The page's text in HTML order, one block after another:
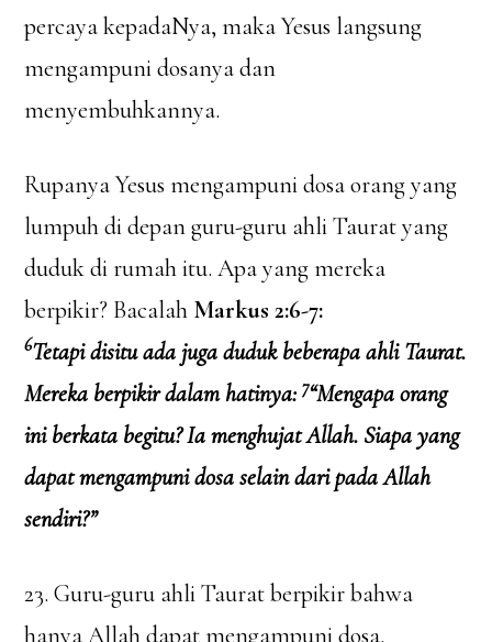
percaya kepadaNya, maka Yesus langsung
mengampuni dosanya dan
menyembuhkannya.
Rupanya Yesus mengampuni dosa orang yang
lumpuh di depan guru-guru ahli Taurat yang
duduk di rumah itu. Apa yang mereka
berpikir? Bacalah Markus 2:6-7:
6Tetapi disitu ada juga duduk beberapa ahli Taurat.
Mereka berpikir dalam hatinya:7“Mengapa orang
ini berkata begitu? Ia menghujat Allah. Siapa yang
dapat mengampuni dosa selain dari pada Allah
sendiri?”
23. Guru-guru ahli Taurat berpikir bahwa
hanya Allah dapat mengampuni dosa.